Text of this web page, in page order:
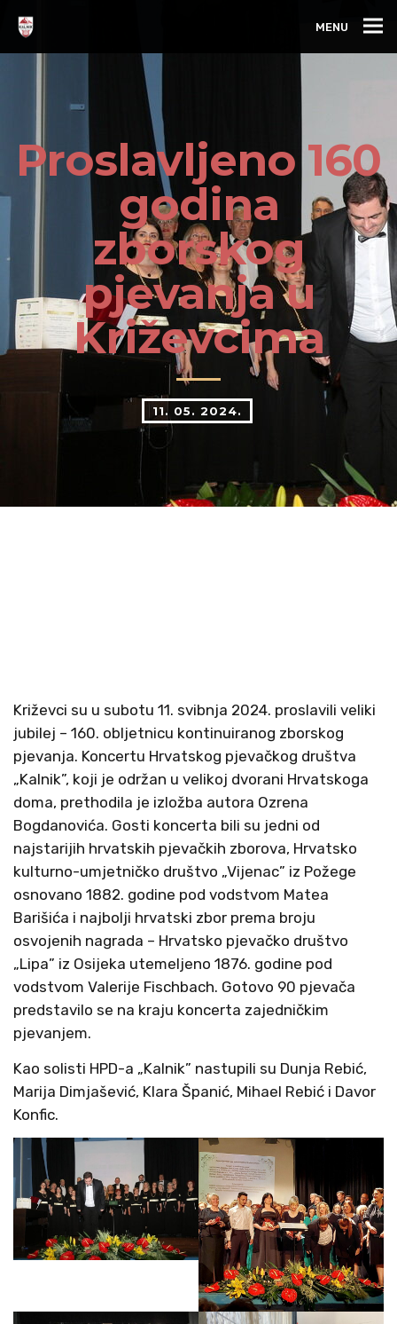
MENU
Proslavljeno 160
godina
zborskog
pjevanja u
Križevcima
11. 05. 2024.
Križevci su u subotu 11. svibnja 2024. proslavili veliki
jubilej – 160. obljetnicu kontinuiranog zborskog
pjevanja. Koncertu Hrvatskog pjevačkog društva
„Kalnik”, koji je održan u velikoj dvorani Hrvatskoga
doma, prethodila je izložba autora Ozrena
Bogdanovića. Gosti koncerta bili su jedni od
najstarijih hrvatskih pjevačkih zborova, Hrvatsko
kulturno-umjetničko društvo „Vijenac” iz Požege
osnovano 1882. godine pod vodstvom Matea
Barišića i najbolji hrvatski zbor prema broju
osvojenih nagrada – Hrvatsko pjevačko društvo
„Lipa” iz Osijeka utemeljeno 1876. godine pod
vodstvom Valerije Fischbach. Gotovo 90 pjevača
predstavilo se na kraju koncerta zajedničkim
pjevanjem.
Kao solisti HPD-a „Kalnik” nastupili su Dunja Rebić,
Marija Dimjašević, Klara Španić, Mihael Rebić i Davor
Konfic.